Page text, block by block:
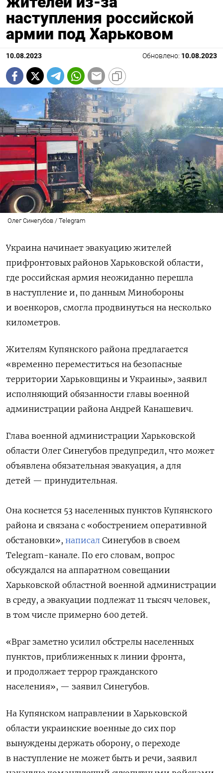
наступления российской
армии под Харьковом
10.08.2023 Обновлено: 10.08.2023
Олег Синегубов / Telegram
Украина начинает эвакуацию жителей
прифронтовых районов Харьковской области,
где российская армия неожиданно перешла
в наступление и, по данным Минобороны
и военкоров, смогла продвинуться на несколько
километров.
Жителям Купянского района предлагается
«временно переместиться на безопасные
территории Харьковщины и Украины», заявил
исполняющий обязанности главы военной
администрации района Андрей Канашевич.
Глава военной администрации Харьковской
области Олег Синегубов предупредил, что может
объявлена обязательная эвакуация, а для
детей — принудительная.
Она коснется 53 населенных пунктов Купянского
района и связана с «обострением оперативной
обстановки», написал Синегубов в своем
Telegram-канале. По его словам, вопрос
обсуждался на аппаратном совещании
Харьковской областной военной администрации
в среду, а эвакуации подлежат 11 тысяч человек,
в том числе примерно 600 детей.
«Враг заметно усилил обстрелы населенных
пунктов, приближенных к линии фронта,
и продолжает террор гражданского
населения», — заявил Синегубов.
На Купянском направлении в Харьковской
области украинские военные до сих пор
вынуждены держать оборону, о переходе
в наступление не может быть и речи, заявил